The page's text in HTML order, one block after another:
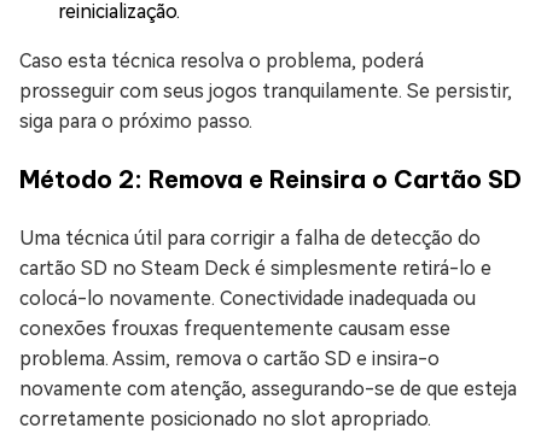
reinicialização.
Caso esta técnica resolva o problema, poderá
prosseguir com seus jogos tranquilamente. Se persistir,
siga para o próximo passo.
Método 2: Remova e Reinsira o Cartão SD
Uma técnica útil para corrigir a falha de detecção do
cartão SD no Steam Deck é simplesmente retirá-lo e
colocá-lo novamente. Conectividade inadequada ou
conexões frouxas frequentemente causam esse
problema. Assim, remova o cartão SD e insira-o
novamente com atenção, assegurando-se de que esteja
corretamente posicionado no slot apropriado.